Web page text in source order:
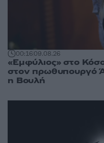
00:1609.08.26
«Εμφύλιος» στο
στον πρωθυπουργό
η Βουλή